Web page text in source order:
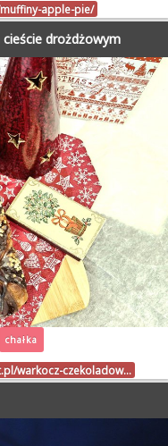
apple-pie/
drożdżowym
chałka
warkocz-czekoladow…